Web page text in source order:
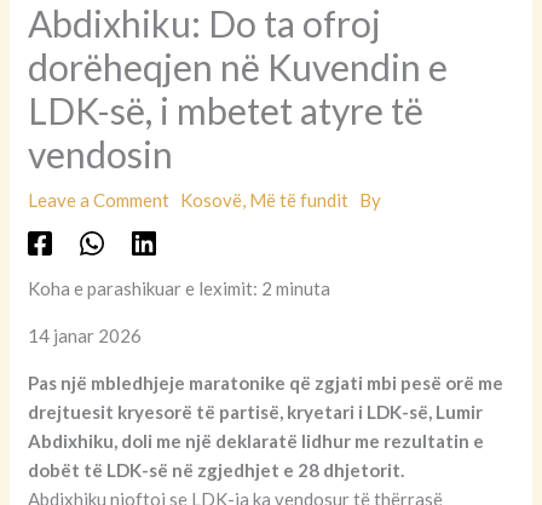
Abdixhiku: Do ta ofroj
dorëheqjen në Kuvendin e
LDK-së, i mbetet atyre të
vendosin
Leave a Comment Kosovë, Më të fundit By
Koha e parashikuar e leximit: 2 minuta
14 janar 2026
Pas një mbledhjeje maratonike që zgjati mbi pesë orë me
drejtuesit kryesorë të partisë, kryetari i LDK-së, Lumir
Abdixhiku, doli me një deklaratë lidhur me rezultatin e
dobët të LDK-së në zgjedhjet e 28 dhjetorit.
Abdixhiku njoftoi se LDK-ja ka vendosur të thërrasë